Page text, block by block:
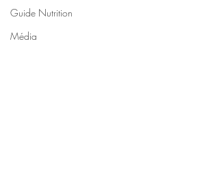
Guide Nutrition
Média